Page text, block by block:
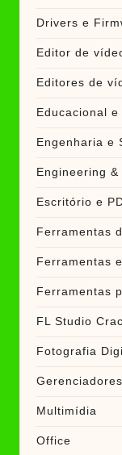
Drivers e
Editor de
Editores de
Educacional e
Engenharia e
Engineering
Escritório e
Ferramentas
Ferramentas
Ferramentas
FL Studio
Fotografia
Multimídia
Office